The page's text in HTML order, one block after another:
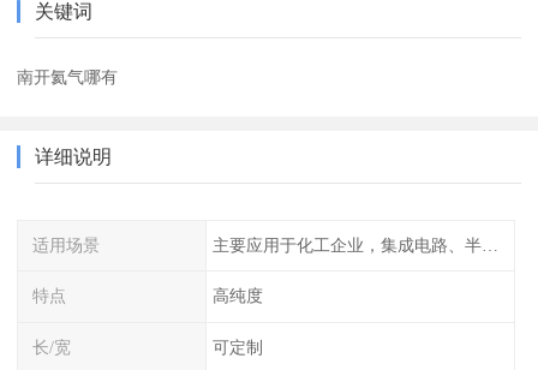
关键词
南开氦气哪有
详细说明
适用场景 主要应用于化工企业，集成电路、半导体、光伏电池
特点 高纯度
长/宽 可定制